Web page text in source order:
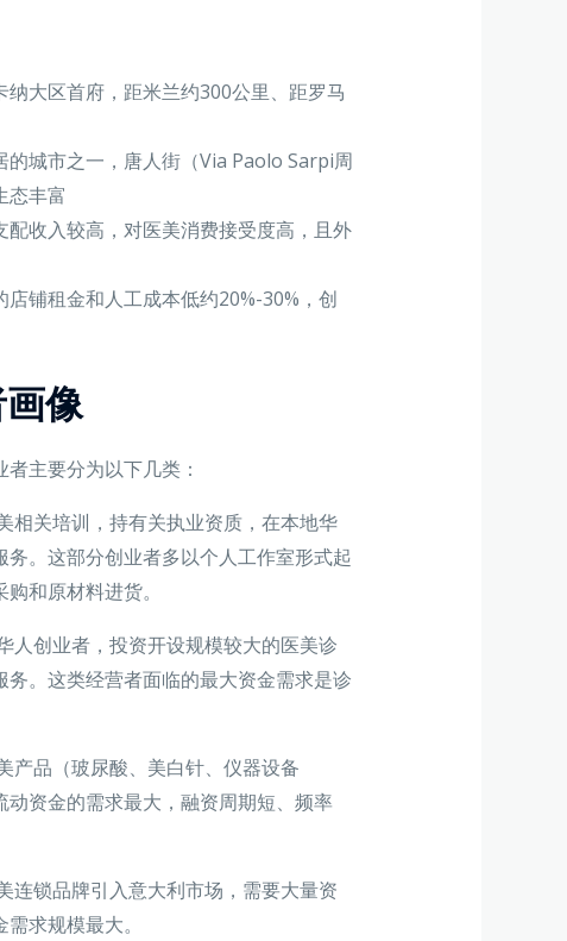
大区首府，距米兰约300公里、距罗马
城市之一，唐人街（Via Paolo Sarpi周
态丰富
收入较高，对医美消费接受度高，且外
铺租金和人工成本低约20%-30%，创
像
主要分为以下几类：
相关培训，持有关执业资质，在本地华
。这部分创业者多以个人工作室形式起
和原材料进货。
人创业者，投资开设规模较大的医美诊
。这类经营者面临的最大资金需求是诊
产品（玻尿酸、美白针、仪器设备
资金的需求最大，融资周期短、频率
连锁品牌引入意大利市场，需要大量资
求规模最大。